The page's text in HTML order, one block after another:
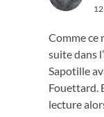
Comme ce
suite dans
Sapotille
Fouettard.
lecture